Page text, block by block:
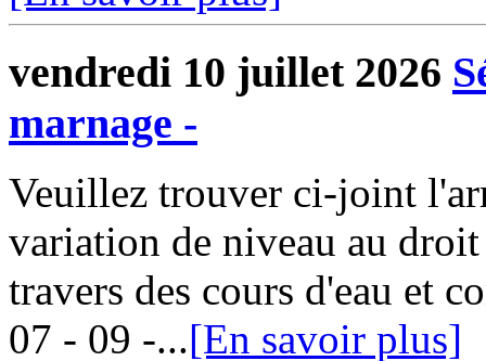
vendredi 10 juillet 2026
marnage -
Veuillez trouver ci-joint
variation de niveau au droit
travers des cours d'eau et
07 - 09 -...[En savoir plus]